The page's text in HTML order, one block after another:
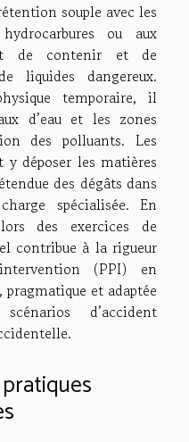
souple avec les
ou aux
de contenir et de
liquides dangereux.
temporaire, il
d’eau et les zones
des polluants. Les
y déposer les matières
des dégâts dans
spécialisée. En
des exercices de
contribue à la rigueur
(PPI) en
et adaptée
d’accident